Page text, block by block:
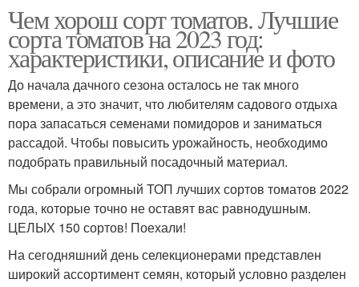
Чем хорош сорт томатов. Лучшие
сорта томатов на 2023 год:
характеристики, описание и фото
До начала дачного сезона осталось не так много
времени, а это значит, что любителям садового отдыха
пора запасаться семенами помидоров и заниматься
рассадой. Чтобы повысить урожайность, необходимо
подобрать правильный посадочный материал.
Мы собрали огромный ТОП лучших сортов томатов 2022
года, которые точно не оставят вас равнодушным.
ЦЕЛЫХ 150 сортов! Поехали!
На сегодняшний день селекционерами представлен
широкий ассортимент семян, который условно разделен